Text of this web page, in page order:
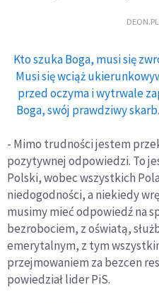
Kto szuka Boga, musi się
Musi się wciąż
przed oczyma i wytrwale
Boga, swój prawdziwy
- Mimo trudności jestem
pozytywnej odpowiedzi. To
Polski, wobec wszystkich
niedogodności, a niekiedy
musimy mieć odpowiedź na
bezrobociem, z oświatą,
emerytalnym, z tym
przejmowaniem za bezcen
powiedział lider PiS.